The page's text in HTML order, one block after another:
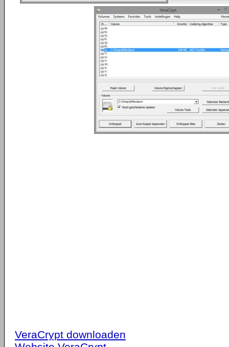
VeraCrypt downloaden